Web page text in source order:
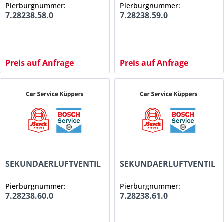
Pierburgnummer:
7.28238.58.0
Preis auf Anfrage
Pierburgnummer:
7.28238.59.0
Preis auf Anfrage
SEKUNDAERLUFTVENTIL
Pierburgnummer:
7.28238.60.0
SEKUNDAERLUFTVENTIL
Pierburgnummer:
7.28238.61.0